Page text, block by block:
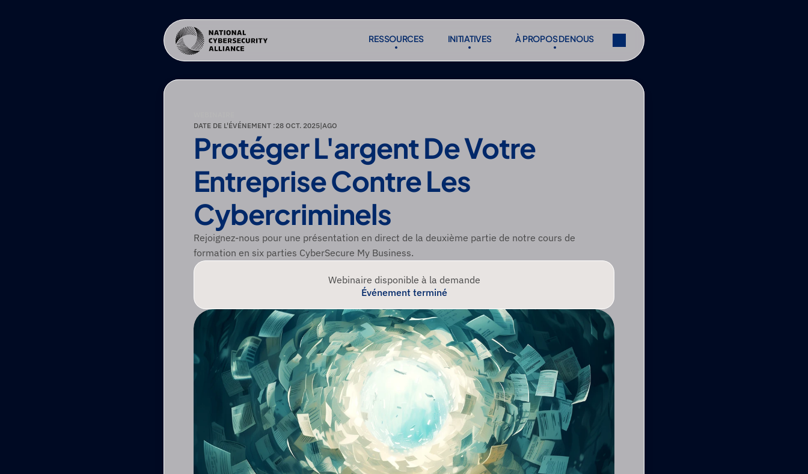
RESSOURCES
RESSOURCES
INITIATIVES
INITIATIVES
À PROPOS DE NOUS
À PROPOS DE NOUS
S'abonner
Partager
DATE DE L'ÉVÉNEMENT :28 OCT. 2025|AGO
Protéger L'argent De Votre
Entreprise Contre Les
Cybercriminels
Rejoignez-nous pour une présentation en direct de la deuxième partie de notre cours de
formation en six parties CyberSecure My Business.
Webinaire disponible à la demande
Événement terminé